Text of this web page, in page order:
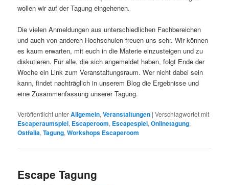
wollen wir auf der Tagung eingehenen.
Die vielen Anmeldungen aus unterschiedlichen Fachbereichen
und auch von anderen Hochschulen freuen uns sehr. Wir können
es kaum erwarten, mit euch in die Materie einzusteigen und zu
diskutieren. Für alle, die sich angemeldet haben, folgt Ende der
Woche ein Link zum Veranstaltungsraum. Wer nicht dabei sein
kann, findet nachträglich in unserem Blog die Ergebnisse und
eine Zusammenfassung unserer Tagung.
Veröffentlicht unterAllgemein,Veranstaltungen |Verschlagwortet mit
Escaperaumspiel, Escaperoom, Escapespiel,Onlinetagung,
Ostfalia,Tagung,Workshops Escaperoom
Escape Tagung